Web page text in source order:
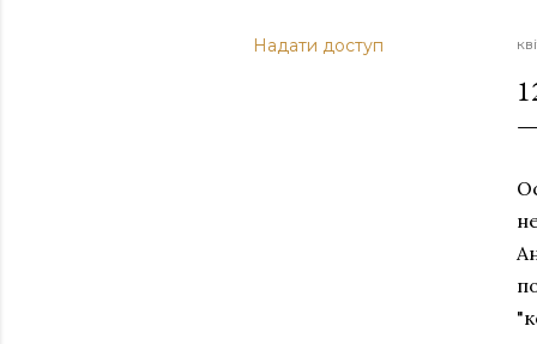
Надати доступ